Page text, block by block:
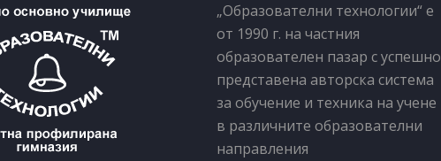
„Образователни технологии“ е
от 1990 г. на частния
образователен пазар с успешно
представена авторска система
за обучение и техника на учене
в различните образователни
направления